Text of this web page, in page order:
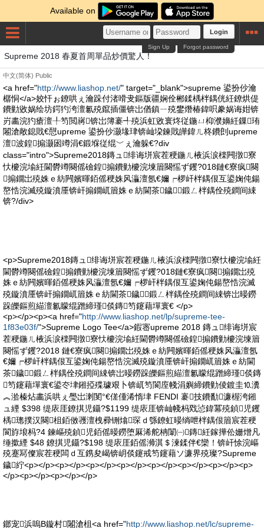
Available on
Login
Forgot password
Sign Up
Supreme 2018 春夏首周單品炒價驚人！
中文(简体) Public
<a href="http://www.liashop.net/" target="_blank">supreme 鍙扮仯瀹
樼恫</a>姣忓ぉ鐐哄ぇ瀹跺付渚嗗叏鏂版疆娴佺郴鍒楀柈鍝侊紝鐐烘偍
鐨勭敓娲绘坊鍔犳洿澶氱殑鑹插僵锛岀偤鎮ㄧ殑鐢熸椿鍏呮豢娲诲姏锛
岃畵浣犳瘡澶╀笉閲嶈锛岀簿褰╃殑浜虹敓寰炵従鍦ㄩ枊濮嬶紝鏁珛
闂滄敞鎴戝€憇upreme 鍙扮仯灏堟珒锛屾垜鍊戝皣鍏ㄦ柊鐨剆upreme
澶波鍠搧灏囦竴涓€鍛堢従绲﹀ぇ瀹躲€?div
class="intro">Supreme2018鏄ュ绯诲垪宸茬稉鍦ㄦ棭浜涙檪闁撴寮
忕櫦浣堬紝閫欎竴闋傜礆鍠搧鐨勭櫦浣堜篃闋愮ず钁?018鏈€寮疯闋
搧鐗岀殑姝ｅ紡闁嬪暉銆傜稉姝风灜澶氬€嬭┍椤屽柈鍝佷互鍙婅伅鍚
嶅悎浣滅殑鏇濆厜锛屽搧鐗屼篃姝ｅ紡閫茶鐬鍛ㄥ柈鍝佺殑鐧间綀
锛?/div>
<p>Supreme2018鏄ュ绯诲垪宸茬稉鍦ㄦ棭浜涙檪闁撴寮忕櫦浣堬紝
閫欎竴闋傜礆鍠搧鐨勭櫦浣堜篃闋愮ず钁?018鏈€寮疯闋搧鐗岀殑
姝ｅ紡闁嬪暉銆傜稉姝风灜澶氬€嬭┍椤屽柈鍝佷互鍙婅伅鍚嶅悎浣滅
殑鏇濆厜锛屽搧鐗屼篃姝ｅ紡閫茶鐬鍛ㄥ柈鍝佺殑鐧间綀锛岀暥鐒
跺皪鏂煎緢澶氱矇绲蹭締瑾倓鏄笉鑳藉墠寰€ </p>
<p></p><p><a href="http://www.liashop.net/lp/supreme-tee-
1f83e03f/">Supreme Logo Tee</a>鍜宻upreme 2018 鏄ュ绯诲垪宸
茬稉鍦ㄦ棭浜涙檪闁撴寮忕櫦浣堬紝閫欎竴闋傜礆鍠搧鐨勭櫦浣堜篃
闋愮ず钁?2018 鏈€寮疯闋搧鐗岀殑姝ｅ紡闁嬪暉銆傜稉姝风灜澶氬
€嬭┍椤屽柈鍝佷互鍙婅伅鍚嶅悎浣滅殑鏇濆厜锛屽搧鐗屼篃姝ｅ紡閫
茶鐬鍛ㄥ柈鍝佺殑鐧间綀锛岀暥鐒跺皪鏂煎緢澶氱矇绲蹭締瑾倓鏄
笉鑳藉墠寰€鍙冭垏鎺掗殜璩艰卜锛屼笉閬庢帴涓嬩締鐨勭倰鍍圭⒑瀵
︽湁榛炶畵浜哄ぇ璺岀溂閺°€傞偅浠惰垏 FENDI 褰技鐨勫濂楃洿鎺
ュ緸 $398 缇庡厓鐐掑児鑷?$1199 缇庡厓锛屾帴杩戣惉鍏冪殑鍞児钁
楀璁撲汉闋柤銆傚彟澶栧彛铏熻琛ｄ綔鐐虹暥绱呭柈鍝佷篃宸茬稉
閬斿埌杩?4 鍊嶇殑鍞児銆傜暥鐒堕厤浠舵柟闈㈠鏄紝鎵撶伀姗熷凡
缍撳緸 $48 鐐掑児鑷?$198 缇庡厓銆傜浉淇＄湅鍒伴€欒！锛屽悇浣嶇
殑蹇冩儏宸茬稉闆ｄ互鎸夋嵑锛岄倓鑳戒笉鑳藉ソ濂界殑璨?Supreme
鐬紵<p></p><p></p><p></p><p></p><p></p><p></p><p></p><p>
</p><p></p><p></p></p>
鎯宠浜嗚В鏇村闂滄柤<a href="http://www.liashop.net/lc/supreme-